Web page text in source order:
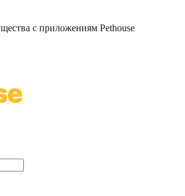
с приложениям Pethouse